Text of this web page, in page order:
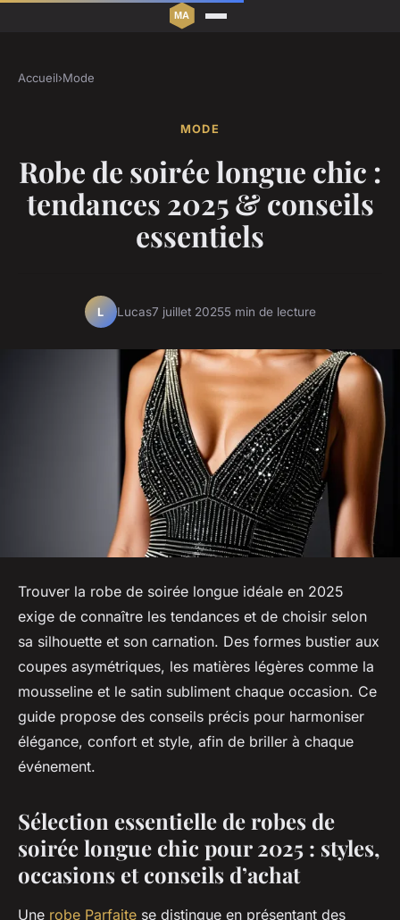
Accueil›Mode
MODE
Robe de soirée longue chic :
tendances 2025 & conseils
essentiels
L Lucas7 juillet 20255 min de lecture
Trouver la robe de soirée longue idéale en 2025
exige de connaître les tendances et de choisir selon
sa silhouette et son carnation. Des formes bustier aux
coupes asymétriques, les matières légères comme la
mousseline et le satin subliment chaque occasion. Ce
guide propose des conseils précis pour harmoniser
élégance, confort et style, afin de briller à chaque
événement.
Sélection essentielle de robes de
soirée longue chic pour 2025 : styles,
occasions et conseils d’achat
Une robe Parfaite se distingue en présentant des